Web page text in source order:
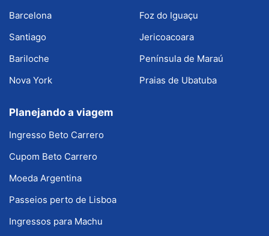
Barcelona
Santiago
Bariloche
Nova York
Foz do Iguaçu
Jericoacoara
Península de Maraú
Praias de Ubatuba
Planejando a viagem
Ingresso Beto Carrero
Cupom Beto Carrero
Moeda Argentina
Passeios perto de Lisboa
Ingressos para Machu